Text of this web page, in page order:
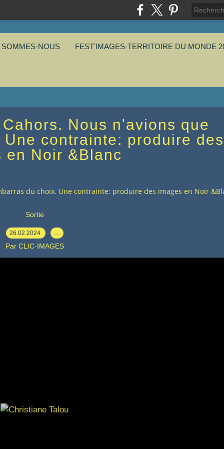
SOMMES-NOUS FEST'IMAGES-TERRITOIRE DU MONDE
Nous n'avions que
contrainte: produire des
en Noir &Blanc
du choix. Une contrainte: produire des images en Noir
Sortie
26.02.2024
Par CLIC-IMAGES